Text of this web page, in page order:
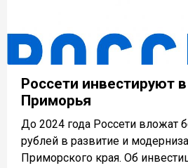
Россети инвестируют
Приморья
До 2024 года Россети вложат
рублей в развитие и
Приморского края. Об